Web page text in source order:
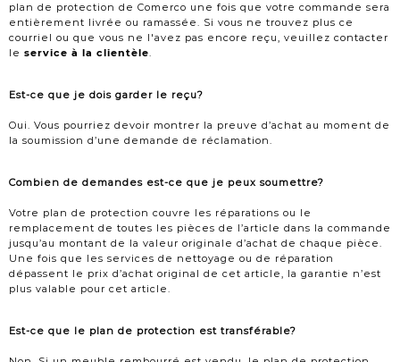
plan de protection de Comerco une fois que votre commande sera
entièrement livrée ou ramassée. Si vous ne trouvez plus ce
courriel ou que vous ne l'avez pas encore reçu, veuillez contacter
le service à la clientèle.
Est-ce que je dois garder le reçu?
Oui. Vous pourriez devoir montrer la preuve d’achat au moment de
la soumission d’une demande de réclamation.
Combien de demandes est-ce que je peux soumettre?
Votre plan de protection couvre les réparations ou le
remplacement de toutes les pièces de l’article dans la commande
jusqu’au montant de la valeur originale d’achat de chaque pièce.
Une fois que les services de nettoyage ou de réparation
dépassent le prix d’achat original de cet article, la garantie n’est
plus valable pour cet article.
Est-ce que le plan de protection est transférable?